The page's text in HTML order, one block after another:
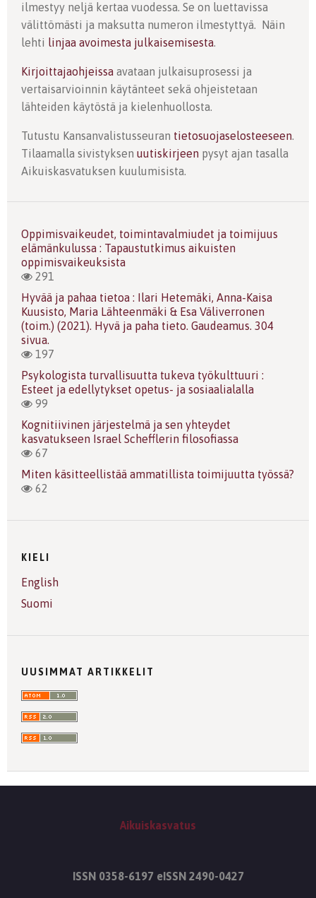
ilmestyy neljä kertaa vuodessa. Se on luettavissa
välittömästi ja maksutta numeron ilmestyttyä. Näin
lehti linjaa avoimesta julkaisemisesta.
Kirjoittajaohjeissa avataan julkaisuprosessi ja
vertaisarvioinnin käytänteet sekä ohjeistetaan
lähteiden käytöstä ja kielenhuollosta.
Tutustu Kansanvalistusseuran tietosuojaselosteeseen.
Tilaamalla sivistyksen uutiskirjeen pysyt ajan tasalla
Aikuiskasvatuksen kuulumisista.
Oppimisvaikeudet, toimintavalmiudet ja toimijuus
elämänkulussa : Tapaustutkimus aikuisten
oppimisvaikeuksista
291
Hyvää ja pahaa tietoa : Ilari Hetemäki, Anna-Kaisa
Kuusisto, Maria Lähteenmäki & Esa Väliverronen
(toim.) (2021). Hyvä ja paha tieto. Gaudeamus. 304
sivua.
197
Psykologista turvallisuutta tukeva työkulttuuri :
Esteet ja edellytykset opetus- ja sosiaalialalla
99
Kognitiivinen järjestelmä ja sen yhteydet
kasvatukseen Israel Schefflerin filosofiassa
67
Miten käsitteellistää ammatillista toimijuutta työssä?
62
KIELI
English
Suomi
UUSIMMAT ARTIKKELIT
Aikuiskasvatus
ISSN 0358-6197 eISSN 2490-0427